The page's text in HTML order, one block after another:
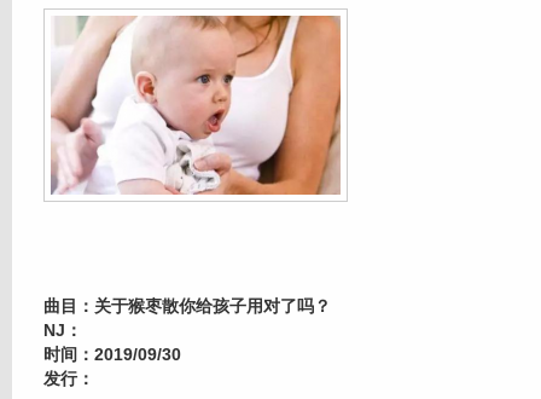
曲目：关于猴枣散你给孩子用对了吗？
NJ：
时间：2019/09/30
发行：